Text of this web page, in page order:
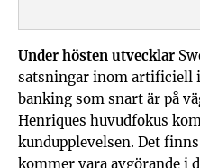
Under hösten utvecklar
satsningar inom artificiell
banking som snart är på
Henriques huvudfokus
kundupplevelsen. Det
kommer vara avgörande i